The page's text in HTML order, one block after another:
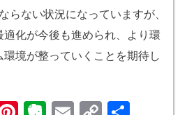
らない状況になっていますが、
適化が今後も進められ、より環
境が整っていくことを期待し